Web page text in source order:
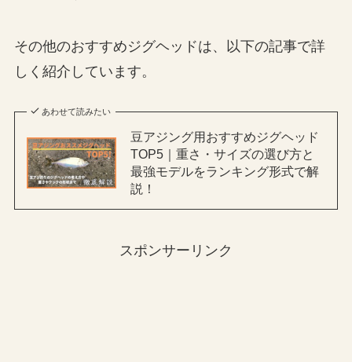
その他のおすすめジグヘッドは、以下の記事で詳
しく紹介しています。
あわせて読みたい
豆アジング用おすすめジグヘッド
TOP5｜重さ・サイズの選び方と
最強モデルをランキング形式で解
説！
スポンサーリンク